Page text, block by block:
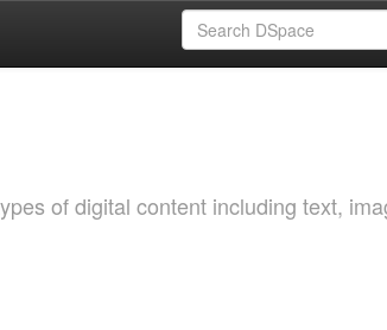
of digital content including text,